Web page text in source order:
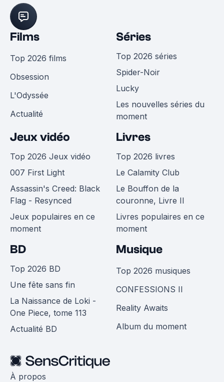
Films
Top 2026 films
Obsession
L'Odyssée
Actualité
Séries
Top 2026 séries
Spider-Noir
Lucky
Les nouvelles séries du
moment
Jeux vidéo
Top 2026 Jeux vidéo
007 First Light
Assassin's Creed: Black
Flag - Resynced
Jeux populaires en ce
moment
Livres
Top 2026 livres
Le Calamity Club
Le Bouffon de la
couronne, Livre II
Livres populaires en ce
moment
BD
Top 2026 BD
Une fête sans fin
La Naissance de Loki -
One Piece, tome 113
Actualité BD
Musique
Top 2026 musiques
CONFESSIONS II
Reality Awaits
Album du moment
À propos